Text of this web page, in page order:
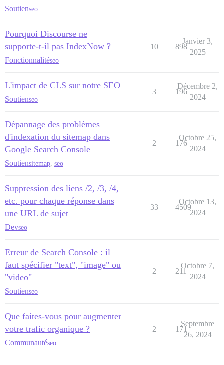
Soutienseo
Pourquoi Discourse ne
supporte-t-il pas IndexNow ?
Fonctionnalitéseo
10 898
Janvier 3,
2025
L'impact de CLS sur notre SEO
Soutienseo
3 196
Décembre 2,
2024
Dépannage des problèmes
d'indexation du sitemap dans
Google Search Console
Soutiensitemap seo
2 176
Octobre 25,
2024
Suppression des liens /2, /3, /4,
etc. pour chaque réponse dans
une URL de sujet
Devseo
33 4509
Octobre 13,
2024
Erreur de Search Console : il
faut spécifier "text", "image" ou
"video"
Soutienseo
2 211
Octobre 7,
2024
Que faites-vous pour augmenter
votre trafic organique ?
Communautéseo
2 171
Septembre
26, 2024